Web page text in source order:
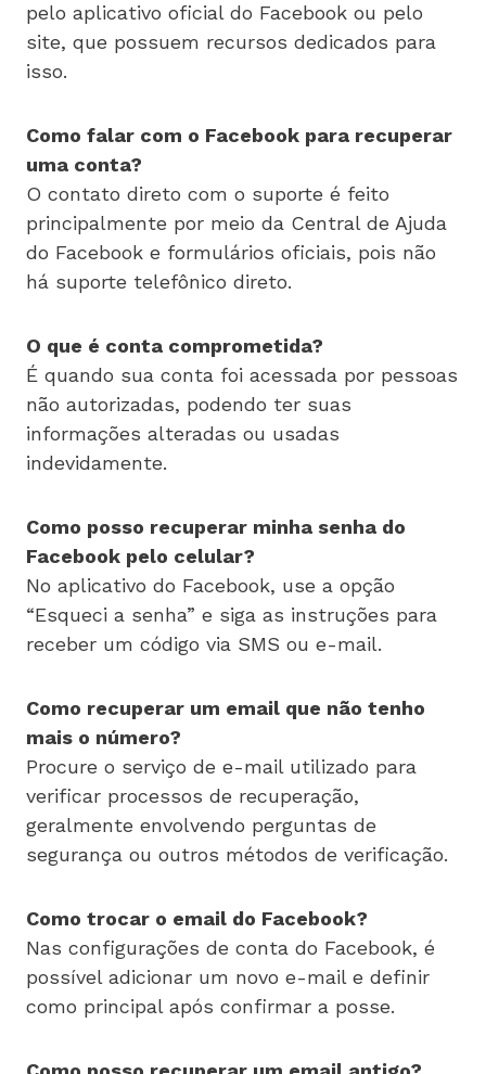
pelo aplicativo oficial do Facebook ou pelo
site, que possuem recursos dedicados para
isso.
Como falar com o Facebook para recuperar
uma conta?
O contato direto com o suporte é feito
principalmente por meio da Central de Ajuda
do Facebook e formulários oficiais, pois não
há suporte telefônico direto.
O que é conta comprometida?
É quando sua conta foi acessada por pessoas
não autorizadas, podendo ter suas
informações alteradas ou usadas
indevidamente.
Como posso recuperar minha senha do
Facebook pelo celular?
No aplicativo do Facebook, use a opção
“Esqueci a senha” e siga as instruções para
receber um código via SMS ou e-mail.
Como recuperar um email que não tenho
mais o número?
Procure o serviço de e-mail utilizado para
verificar processos de recuperação,
geralmente envolvendo perguntas de
segurança ou outros métodos de verificação.
Como trocar o email do Facebook?
Nas configurações de conta do Facebook, é
possível adicionar um novo e-mail e definir
como principal após confirmar a posse.